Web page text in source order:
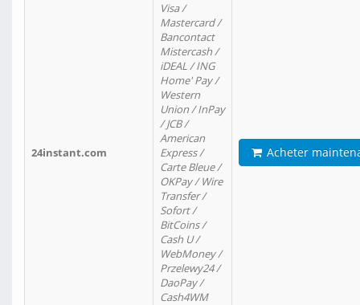
24instant.com
Visa /
Mastercard /
Bancontact
Mistercash /
iDEAL / ING
Home' Pay /
Western
Union / InPay
/ JCB /
American
Express /
Carte Bleue /
OKPay / Wire
Transfer /
Sofort /
BitCoins /
Cash U /
WebMoney /
Przelewy24 /
DaoPay /
Cash4WM
Acheter